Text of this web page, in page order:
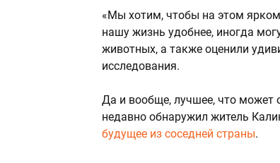
«Мы хотим, чтобы на этом
нашу жизнь удобнее, иногда
животных, а также оценили
исследования.
Да и вообще, лучшее, что может
недавно обнаружил житель
будущее из соседней страны.